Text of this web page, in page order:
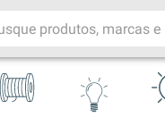
área produtos